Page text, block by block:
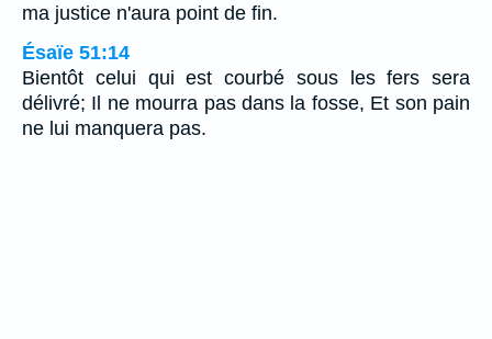
ma justice n'aura point de fin.
Ésaïe 51:14
Bientôt celui qui est courbé sous les fers sera
délivré; Il ne mourra pas dans la fosse, Et son pain
ne lui manquera pas.